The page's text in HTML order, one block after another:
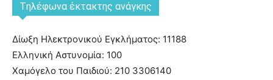
Tηλέφωνα έκτακτης ανάγκης
Δίωξη Ηλεκτρονικού Εγκλήματος: 11188
Ελληνική Αστυνομία: 100
Χαμόγελο του Παιδιού: 210 3306140